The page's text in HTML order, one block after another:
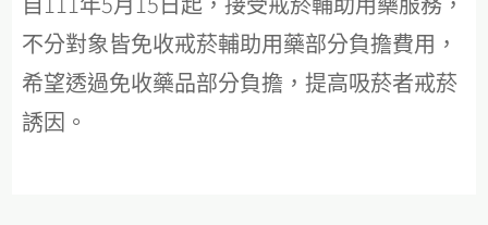
不分對象皆免收戒菸輔助用藥部分負擔費用，
希望透過免收藥品部分負擔，提高吸菸者戒菸
誘因。